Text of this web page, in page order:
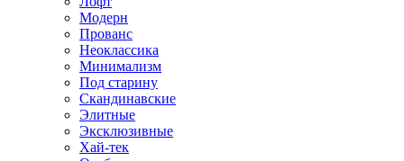
Модерн
Прованс
Неоклассика
Минимализм
Под старину
Скандинавские
Элитные
Эксклюзивные
Хай-тек